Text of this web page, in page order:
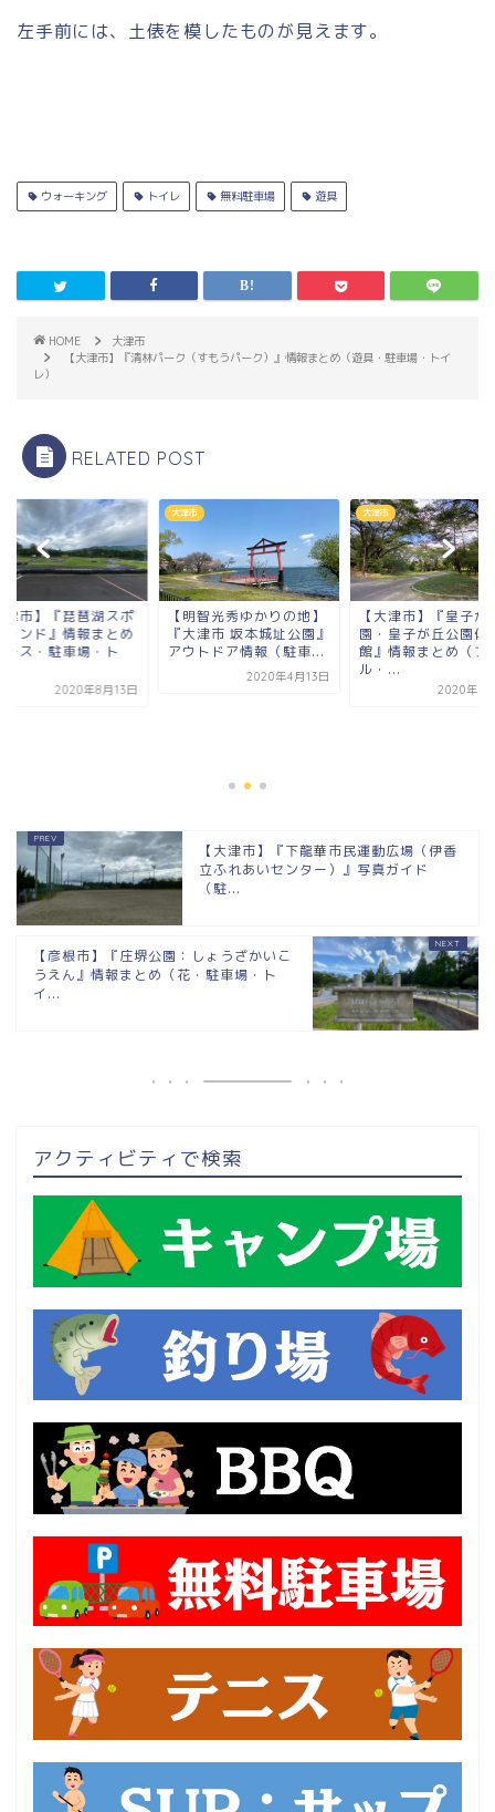
左手前には、土俵を模したものが見えます。
ウォーキング トイレ 無料駐車場 遊具
HOME
大津市
【大津市】『清林パーク（すもうパーク）』情報まとめ（遊具・駐車場・トイ
レ）
RELATED POST
智光秀ゆかりの地】
津市 坂本城址公園』
ドア情報（駐車...
大津市
【大津市】『皇子が丘公
園・皇子が丘公園体育
館』情報まとめ（プー
大津市
【大津市】『琵琶湖
【大津市】『下龍華市民運動広場（伊香
立ふれあいセンター）』写真ガイド
（駐...
【彦根市】『庄堺公園：しょうざかいこ
うえん』情報まとめ（花・駐車場・ト
イ...
アクティビティで検索